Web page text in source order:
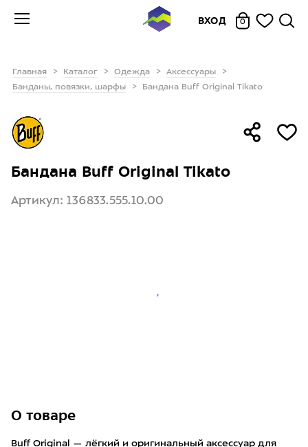
ВХОД 0
Главная Каталог Одежда
Аксессуары
Банданы, повязки, шарфы
Бандана Buff Original Tikato
Бандана Buff Original Tikato
Артикул: 136833.555.10.00
О товаре
Buff Original — лёгкий и оригинальный аксессуар для